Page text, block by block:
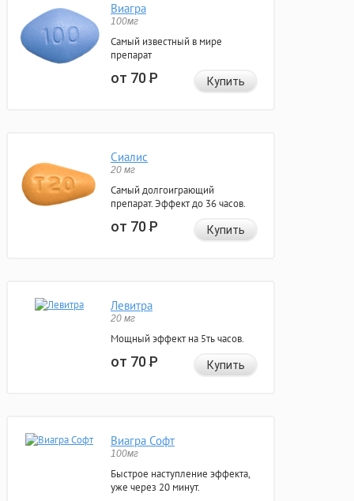
Виагра
100мг
Самый известный в мире
препарат
от 70Р Купить
Сиалис
20 мг
Самый долгоиграющий
препарат. Эффект до 36 часов.
от 70Р Купить
Левитра
20 мг
Мощный эффект на 5ть часов.
от 70Р Купить
Виагра Софт
100мг
Быстрое наступление эффекта,
уже через 20 минут.